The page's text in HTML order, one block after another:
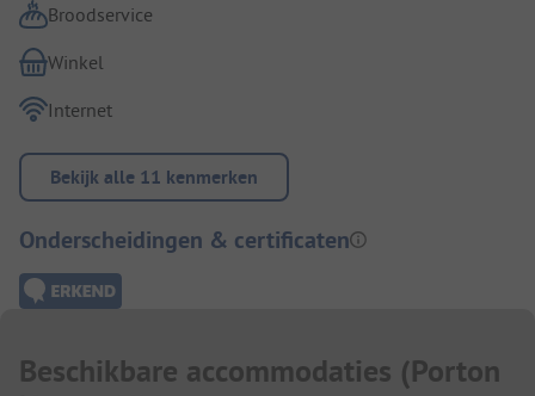
Broodservice
Winkel
Internet
Bekijk alle 11 kenmerken
Onderscheidingen & certificaten
Beschikbare accommodaties (Porton